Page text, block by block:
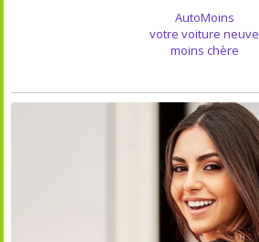
AutoMoins
votre voiture neuve
moins chère